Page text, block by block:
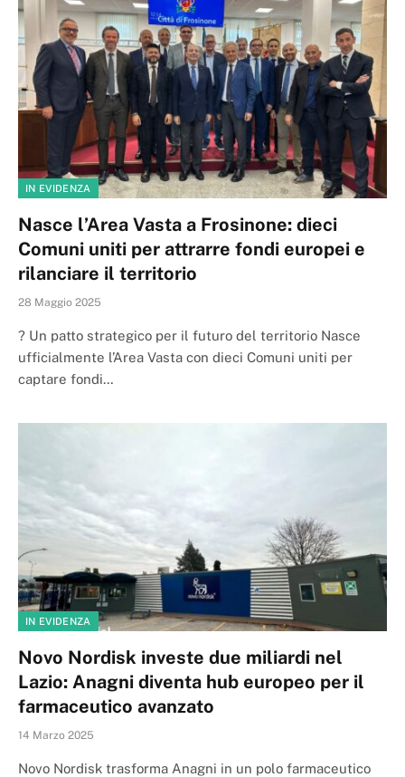
IN EVIDENZA
Nasce l’Area Vasta a Frosinone: dieci
Comuni uniti per attrarre fondi europei e
rilanciare il territorio
28 Maggio 2025
? Un patto strategico per il futuro del territorio Nasce
ufficialmente l’Area Vasta con dieci Comuni uniti per
captare fondi…
IN EVIDENZA
Novo Nordisk investe due miliardi nel
Lazio: Anagni diventa hub europeo per il
farmaceutico avanzato
14 Marzo 2025
Novo Nordisk trasforma Anagni in un polo farmaceutico